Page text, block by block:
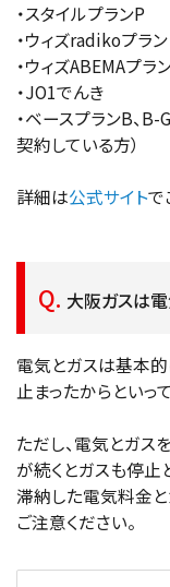
・スタイルプランP
・ウィズradikoプラン
・ウィズABEMAプラ
・JO1でんき
・ベースプランB、
契約している方）
詳細は公式サイトで
大阪ガスは
電気とガスは基本
止まったからといっ
ただし、電気とガス
が続くとガスも停止
滞納した電気料金
ご注意ください。